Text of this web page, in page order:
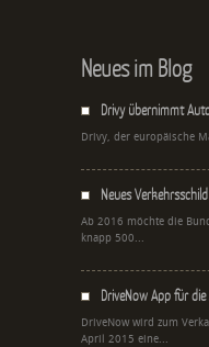
Neues im Blog
Drivy übernimmt
Drivy, der europäische
Neues
Ab 2016 möchte die
knapp 500...
DriveNow App für
DriveNow wird zum
April 2015 eine...